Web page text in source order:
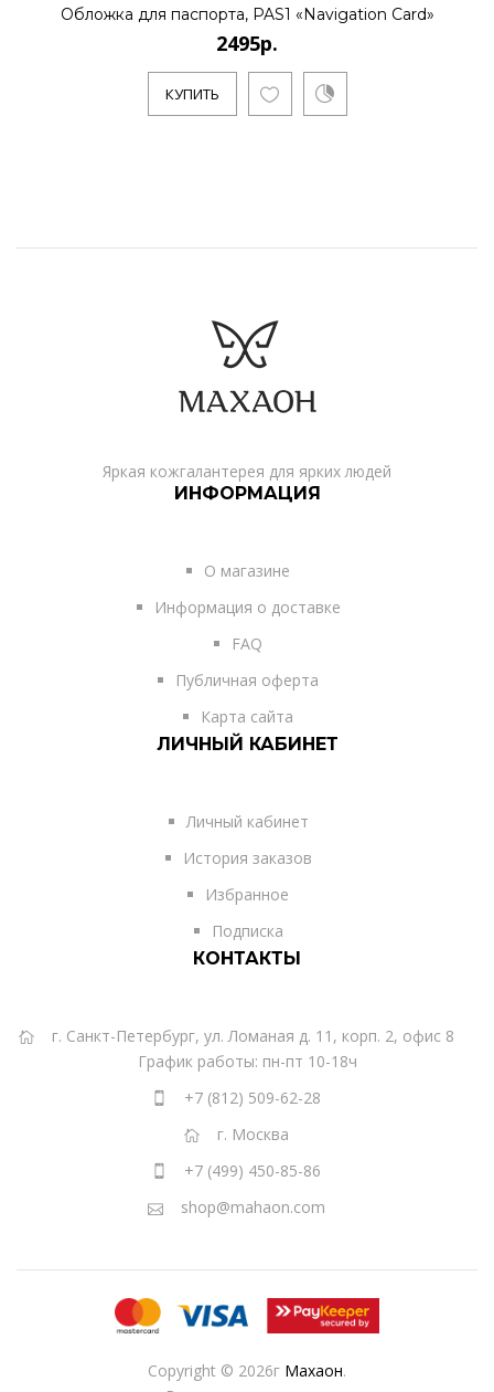
Обложка для паспорта, PAS1 «Navigation Card»
2495р.
КУПИТЬ
Яркая кожгалантерея для ярких людей
ИНФОРМАЦИЯ
О магазине
Информация о доставке
FAQ
Публичная оферта
Карта сайта
ЛИЧНЫЙ КАБИНЕТ
Личный кабинет
История заказов
Избранное
Подписка
КОНТАКТЫ
г. Санкт-Петербург, ул. Ломаная д. 11, корп. 2, офис 8
График работы: пн-пт 10-18ч
+7 (812) 509-62-28
г. Москва
+7 (499) 450-85-86
shop@mahaon.com
Copyright © 2026г Махаон.